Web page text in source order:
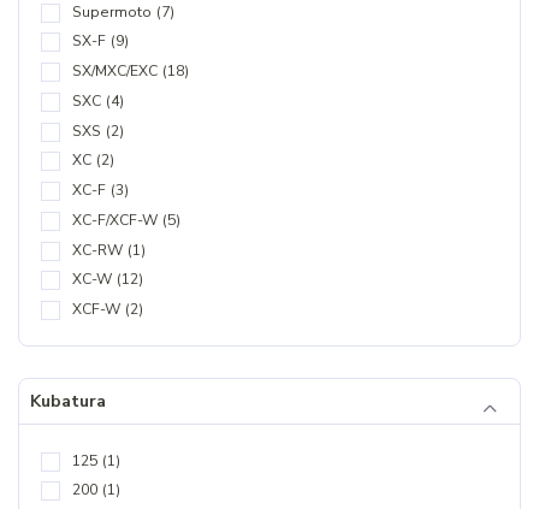
Supermoto (7)
SX-F (9)
SX/MXC/EXC (18)
SXC (4)
SXS (2)
XC (2)
XC-F (3)
XC-F/XCF-W (5)
XC-RW (1)
XC-W (12)
XCF-W (2)
Kubatura
125 (1)
200 (1)